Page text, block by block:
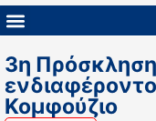
3η
Κομφούζιο